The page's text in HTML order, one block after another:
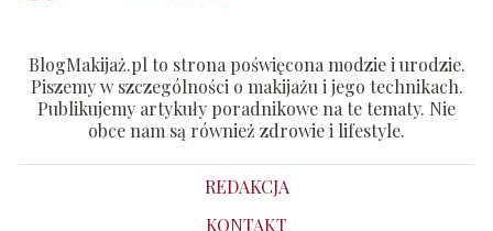
BlogMakijaż.pl to strona poświęcona modzie i urodzie.
Piszemy w szczególności o makijażu i jego technikach.
Publikujemy artykuły poradnikowe na te tematy. Nie
obce nam są również zdrowie i lifestyle.
REDAKCJA
KONTAKT